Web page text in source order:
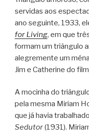
servidas aos
ano seguinte, 1933,
for Living, em que
formam um triângulo
alegremente um
Jim e Catherine do
A mocinha do
pela mesma Miriam
que já havia
Sedutor(1931).